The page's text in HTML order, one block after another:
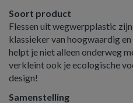
Soort product
Flessen uit wegwerpplastic
klassieker van hoogwaardig
helpt je niet alleen onderweg
verkleint ook je ecologische
design!
Samenstelling